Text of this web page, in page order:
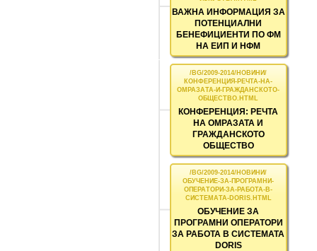
ВАЖНА ИНФОРМАЦИЯ ЗА
ПОТЕНЦИАЛНИ
БЕНЕФИЦИЕНТИ ПО ФМ
НА ЕИП И НФМ
КОНФЕРЕНЦИЯ: РЕЧТА
НА ОМРАЗАТА И
ГРАЖДАНСКОТО
ОБЩЕСТВО
ОБУЧЕНИЕ ЗА
ПРОГРАМНИ ОПЕРАТОРИ
ЗА РАБОТА В СИСТЕМАТА
DORIS